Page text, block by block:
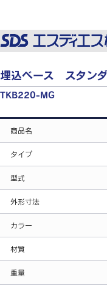
埋込ベース スタン
TKB220-MG
商品名
タイプ
型式
外形寸法
カラー
材質
重量